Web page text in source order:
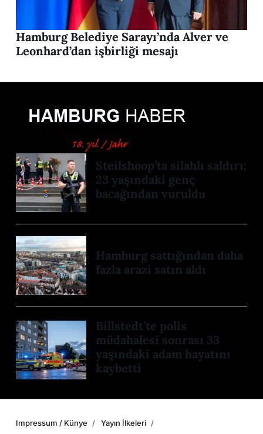
Hamburg Belediye Sarayı’nda Alver ve
Leonhard’dan işbirliği mesajı
Steilshoop’ta silahlı saldırı:
23 yaşındaki genç
bacağından vuruldu
Hamburg sattığından daha
fazla arazi satın aldı
Billstedt’te polis
müdahalesi sonrası 33
yaşındaki adam hayatını
kaybetti
Impressum / Künye Yayın İlkeleri